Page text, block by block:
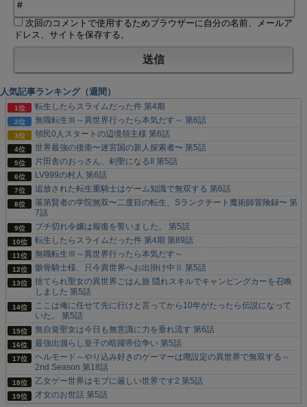
次回のコメントで使用するためブラウザーに自分の名前、メールア
ドレス、サイトを保存する。
人気記事ランキング（週間）
転生したらスライムだった件 第4期
無職転生Ⅲ～異世界行ったら本気だす～ 第6話
領民0人スタートの辺境領主様 第6話
世界最強の後衛〜迷宮国の新人探索者〜 第5話
片田舎のおっさん、剣聖になるII 第5話
LV999の村人 第6話
追放された転生重騎士はゲーム知識で無双する 第6話
落第賢者の学院無双〜二度目の転生、Sランクチート魔術師冒険録〜 第
7話
ブチ切れ令嬢は報復を誓いました。 第5話
転生したらスライムだった件 第4期 第89話
無職転生Ⅲ～異世界行ったら本気だす～
骸骨騎士様、只今異世界へお出掛け中Ⅱ 第5話
捨てられ聖女の異世界ごはん旅 隠れスキルでキャンピングカーを召喚
しました 第5話
ここは俺に任せて先に行けと言ってから10年がたったら伝説になって
いた。 第5話
無自覚聖女は今日も無意識に力を垂れ流す 第6話
最強出涸らし皇子の暗躍帝位争い 第5話
ヘルモード～やり込み好きのゲーマーは廃設定の異世界で無双する～
2nd Season 第18話
乙女ゲー世界はモブに厳しい世界です2 第5話
才女のお世話 第5話